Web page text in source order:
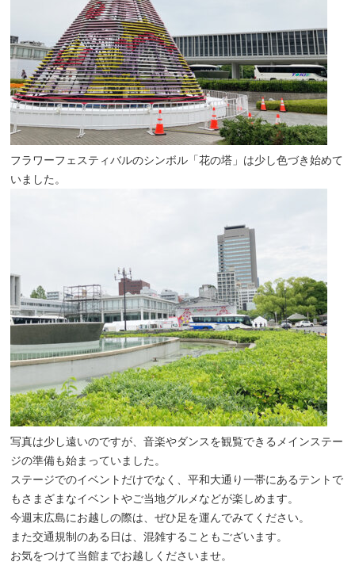
フラワーフェスティバルのシンボル「花の塔」は少し色づき始めて
いました。
写真は少し遠いのですが、音楽やダンスを観覧できるメインステー
ジの準備も始まっていました。
ステージでのイベントだけでなく、平和大通り一帯にあるテントで
もさまざまなイベントやご当地グルメなどが楽しめます。
今週末広島にお越しの際は、ぜひ足を運んでみてください。
また交通規制のある日は、混雑することもございます。
お気をつけて当館までお越しくださいませ。